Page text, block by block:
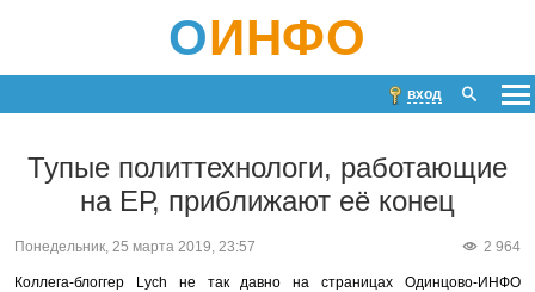
ОИНФО
вход
Тупые политтехнологи, работающие
на ЕР, приближают её конец
2 964
Понедельник, 25 марта 2019, 23:57
Коллега-блоггер Lych не так давно на страницах Одинцово-ИНФО